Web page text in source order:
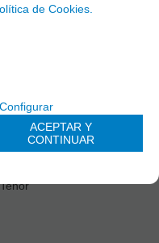
de Cookies.
ACEPTAR Y
CONTINUAR